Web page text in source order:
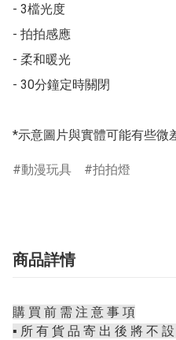
- 3檔光度
- 拍拍感應
- 柔和暖光
- 30分鐘定時關閉
*示意圖片與實體可能有些微
動漫玩具 拍拍燈
商品詳情
購 買 前 需 注 意 事 項
▪️ 所 有 貨 品 寄 出 後 將 不